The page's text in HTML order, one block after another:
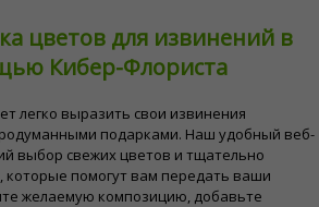
цветов для извинений в
Кибер-Флориста
легко выразить свои извинения
подарками. Наш удобный веб-
выбор свежих цветов и тщательно
помогут вам передать ваши
желаемую композицию, добавьте